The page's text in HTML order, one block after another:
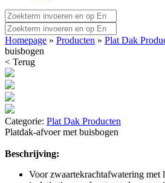
Homepage » Producten » Plat Dak
buisbogen
< Terug
Categorie: Plat Dak Producten
Platdak-afvoer met buisbogen
Beschrijving:
Voor zwaartekrachtafwatering met